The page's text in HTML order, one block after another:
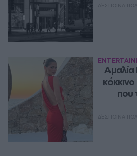
που